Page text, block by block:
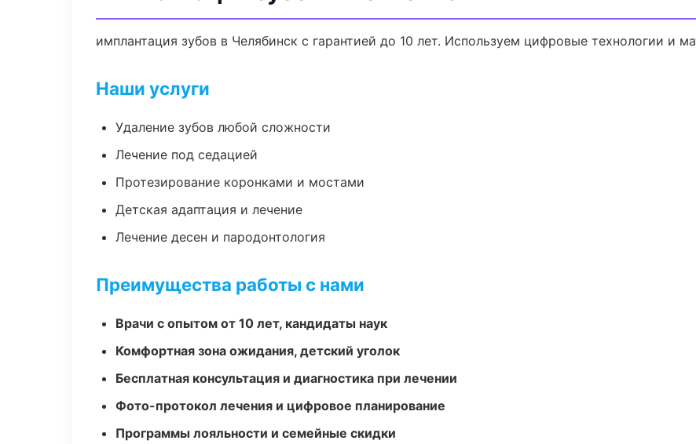
имплантация зубов в Челябинск с гарантией до 10 лет. Используем цифровые технологии и
Наши услуги
Удаление зубов любой сложности
Лечение под седацией
Протезирование коронками и мостами
Детская адаптация и лечение
Лечение десен и пародонтология
Преимущества работы с нами
Врачи с опытом от 10 лет, кандидаты наук
Комфортная зона ожидания, детский уголок
Бесплатная консультация и диагностика при лечении
Фото-протокол лечения и цифровое планирование
Программы лояльности и семейные скидки